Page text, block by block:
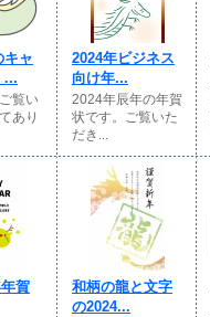
キャ
...
覧い
あり
2024年ビジネス
向け年...
2024年辰年の年賀
状です。ご覧いた
だき...
賀
和柄の龍と文字
の2024...